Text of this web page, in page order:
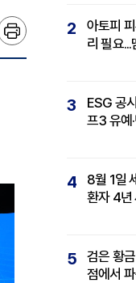
2
아토피
리 필요...
3
ESG 공
프3 유예
4
8월 1일
환자 4년
5
검은 황
점에서